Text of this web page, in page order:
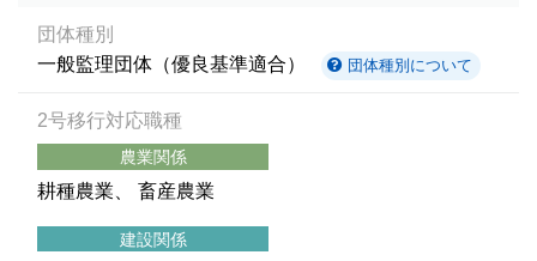
団体種別
一般監理団体（優良基準適合）
団体種別について
2号移行対応職種
農業関係
耕種農業 畜産農業
建設関係